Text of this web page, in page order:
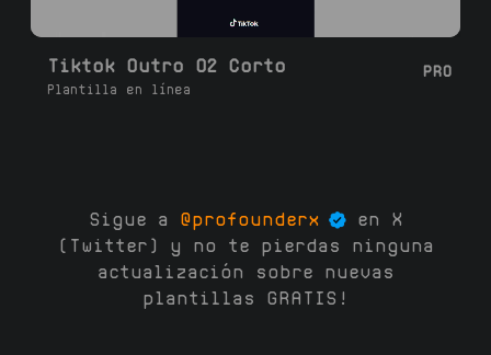
Tiktok Outro 02 Corto
Plantilla en línea
PRO
Sigue a @profounderx
en X
(Twitter) y no te pierdas ninguna
actualización sobre nuevas
plantillas GRATIS!